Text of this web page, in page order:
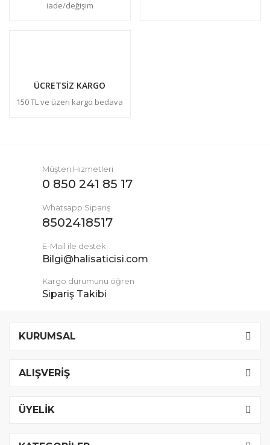
iade/değişim
ÜCRETSİZ KARGO
150 TL ve üzeri kargo bedava
Müşteri Hizmetleri
0 850 241 85 17
Whatsapp Sipariş
8502418517
E-Mail ile destek
Bilgi@halisaticisi.com
Kargo durumunu öğren
Sipariş Takibi
KURUMSAL
ALIŞVERİŞ
ÜYELİK